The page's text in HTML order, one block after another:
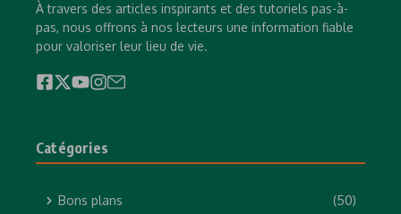
À travers des articles inspirants et des tutoriels pas-à-
pas, nous offrons à nos lecteurs une information fiable
pour valoriser leur lieu de vie.
Catégories
Bons plans (50)